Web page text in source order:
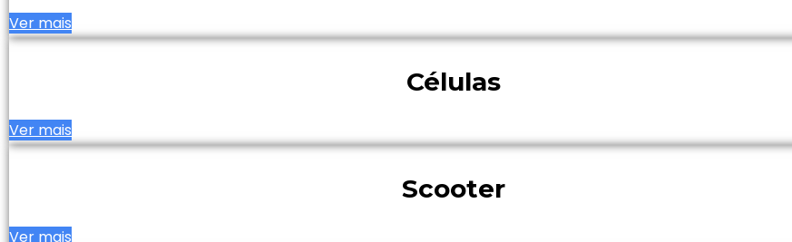
Ver mais
Células
Ver mais
Scooter
Ver mais